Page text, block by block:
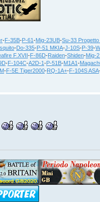
-F-35B-P-61-Mig-23UB-Su-33
-Do-335-P-51 MKIA-J-10S-P-39-
F.XVII-F-86D-Raiden-Shiden-Mig-
-F-104C-A2D-1-P-51B-M1A1-
-F-5E Tiger2000-RQ-1A+-F-104S ASA